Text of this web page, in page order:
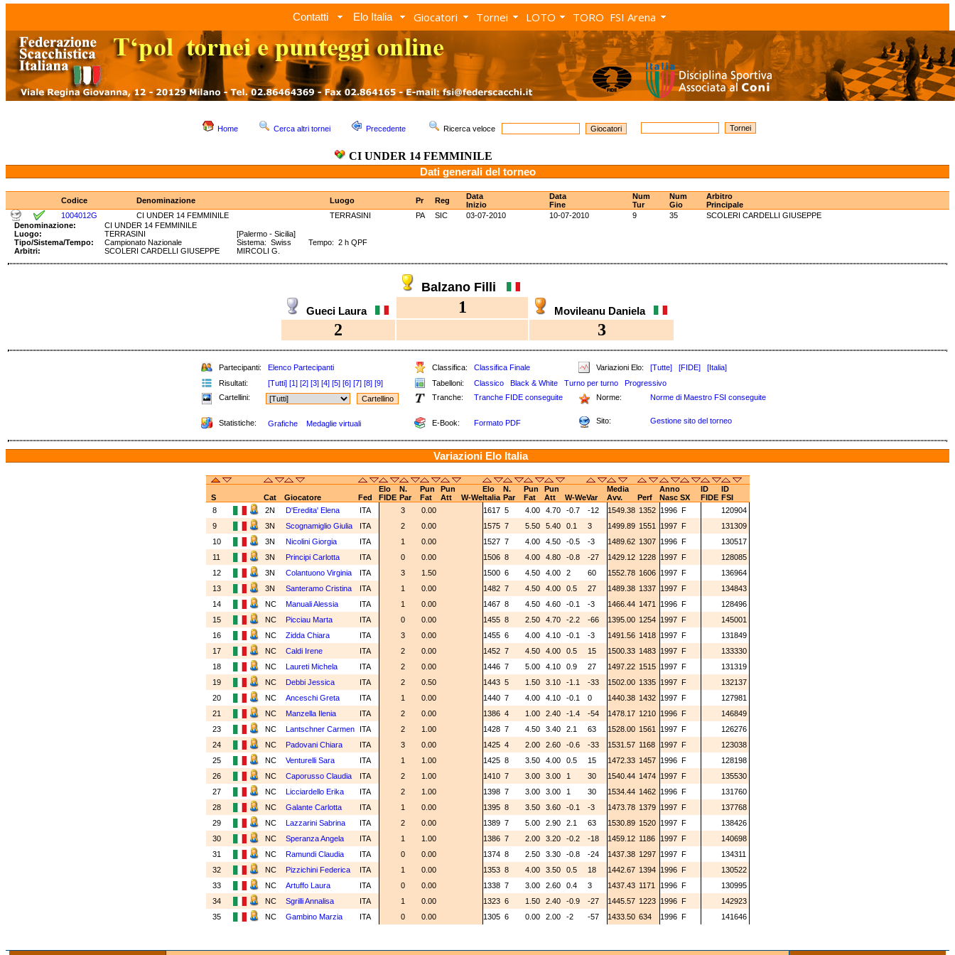
Contatti Elo Italia Giocatori Tornei LOTO TORO FSI Arena
Home Cerca altri tornei Precedente Ricerca veloce
CI UNDER 14 FEMMINILE
Dati generali del torneo
Codice Denominazione Luogo Pr Reg
Data
Inizio
Data
Fine
Num
Tur
Num
Gio
Arbitro
Principale
1004012G
CI UNDER 14 FEMMINILE TERRASINI PA SIC 03-07-2010 10-07-2010 9 35
SCOLERI CARDELLI GIUSEPPE
Denominazione:
CI UNDER 14 FEMMINILE
Luogo:
TERRASINI
[Palermo - Sicilia]
Tipo/Sistema/Tempo:
Campionato Nazionale
Sistema: Swiss Tempo: 2 h QPF
Arbitri:
SCOLERI CARDELLI GIUSEPPE MIRCOLI G.
Balzano Filli
Gueci Laura 1 Movileanu Daniela
2 3
Partecipanti: Elenco Partecipanti Classifica: Classifica Finale Variazioni Elo: [Tutte] [FIDE]
[Italia]
Risultati:
[Tutti] [1] [2] [3] [4] [5] [6] [7] [8] [9] Tabelloni: Classico Black & White Turno per turno
Progressivo
Cartellini:
Tranche: Tranche FIDE conseguite Norme: Norme di Maestro FSI conseguite
Statistiche: Grafiche Medaglie virtuali E-Book: Formato PDF Sito: Gestione sito del torneo
Variazioni Elo Italia
Elo N. Pun Pun Elo N. Pun Pun Media Anno ID
ID
S
Cat Giocatore Fed FIDE Par Fat Att W-WeItalia Par Fat Att W-WeVar Avv. Perf Nasc SX FIDE FSI
8
2N D'Eredita' Elena ITA 3 0.00 1617 5 4.00 4.70 -0.7 -12 1549.38 1352 1996 F
120904
9
3N Scognamiglio Giulia ITA 2 0.00 1575 7 5.50 5.40 0.1 3 1499.89 1551 1997 F
131309
10
3N Nicolini Giorgia ITA 1 0.00 1527 7 4.00 4.50 -0.5 -3 1489.62 1307 1996 F
130517
11
3N Principi Carlotta ITA 0 0.00 1506 8 4.00 4.80 -0.8 -27 1429.12 1228 1997 F
128085
12
3N Colantuono Virginia ITA 3 1.50 1500 6 4.50 4.00 2 60 1552.78 1606 1997 F
136964
13
3N Santeramo Cristina ITA 1 0.00 1482 7 4.50 4.00 0.5 27 1489.38 1337 1997 F
134843
14
NC Manuali Alessia ITA 1 0.00 1467 8 4.50 4.60 -0.1 -3 1466.44 1471 1996 F
128496
15
NC Picciau Marta ITA 0 0.00 1455 8 2.50 4.70 -2.2 -66 1395.00 1254 1997 F
145001
16
NC Zidda Chiara ITA 3 0.00 1455 6 4.00 4.10 -0.1 -3 1491.56 1418 1997 F
131849
17
NC Caldi Irene ITA 2 0.00 1452 7 4.50 4.00 0.5 15 1500.33 1483 1997 F
133330
18
NC Laureti Michela ITA 2 0.00 1446 7 5.00 4.10 0.9 27 1497.22 1515 1997 F
131319
19
NC Debbi Jessica ITA 2 0.50 1443 5 1.50 3.10 -1.1 -33 1502.00 1335 1997 F
132137
20
NC Anceschi Greta ITA 1 0.00 1440 7 4.00 4.10 -0.1 0 1440.38 1432 1997 F
127981
21
NC Manzella Ilenia ITA 2 0.00 1386 4 1.00 2.40 -1.4 -54 1478.17 1210 1996 F
146849
23
NC Lantschner Carmen ITA 2 1.00 1428 7 4.50 3.40 2.1 63 1528.00 1561 1997 F
126276
24
NC Padovani Chiara ITA 3 0.00 1425 4 2.00 2.60 -0.6 -33 1531.57 1168 1997 F
123038
25
NC Venturelli Sara ITA 1 1.00 1425 8 3.50 4.00 0.5 15 1472.33 1457 1996 F
128198
26
NC Caporusso Claudia ITA 2 1.00 1410 7 3.00 3.00 1 30 1540.44 1474 1997 F
135530
27
NC Licciardello Erika ITA 2 1.00 1398 7 3.00 3.00 1 30 1534.44 1462 1996 F
131760
28
NC Galante Carlotta ITA 1 0.00 1395 8 3.50 3.60 -0.1 -3 1473.78 1379 1997 F
137768
29
NC Lazzarini Sabrina ITA 2 0.00 1389 7 5.00 2.90 2.1 63 1530.89 1520 1997 F
138426
30
NC Speranza Angela ITA 1 1.00 1386 7 2.00 3.20 -0.2 -18 1459.12 1186 1997 F
140698
31
NC Ramundi Claudia ITA 0 0.00 1374 8 2.50 3.30 -0.8 -24 1437.38 1297 1997 F
134311
32
NC Pizzichini Federica ITA 1 0.00 1353 8 4.00 3.50 0.5 18 1442.67 1394 1996 F
130522
33
NC Artuffo Laura ITA 0 0.00 1338 7 3.00 2.60 0.4 3 1437.43 1171 1996 F
130995
34
NC Sgrilli Annalisa ITA 1 0.00 1323 6 1.50 2.40 -0.9 -27 1445.57 1223 1996 F
142923
35
NC Gambino Marzia ITA 0 0.00 1305 6 0.00 2.00 -2 -57 1433.50 634 1996 F 141646